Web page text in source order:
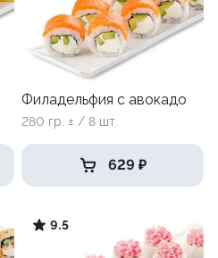
Филадельфия с авокадо
280 гр. ± / 8 шт.
629 ₽
9.5